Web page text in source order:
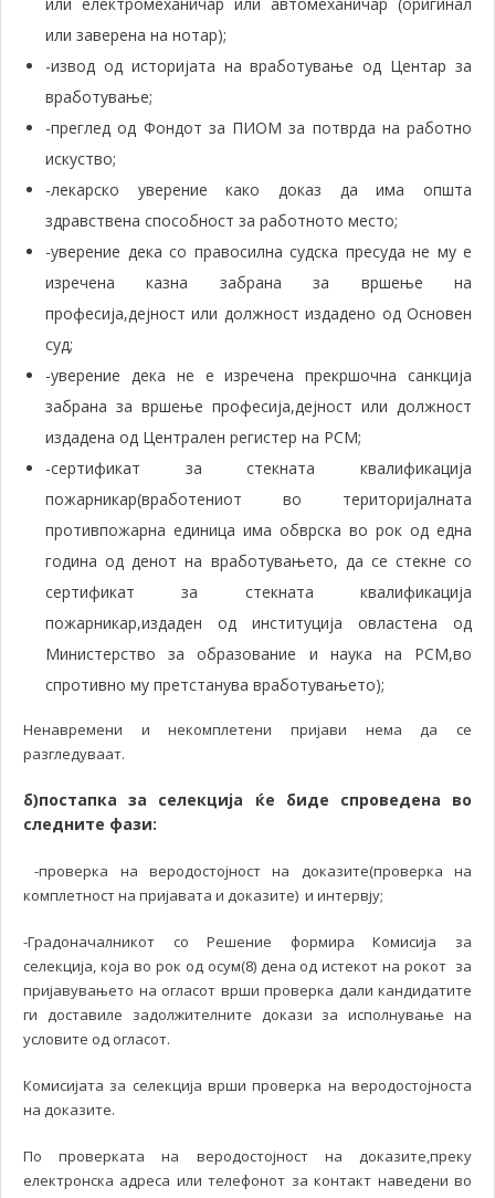
или заверена на нотар);
-извод од историјата на вработување од Центар за
вработување;
-преглед од Фондот за ПИОМ за потврда на работно
искуство;
-лекарско уверение како доказ да има општа
здравствена способност за работното место;
-уверение дека со правосилна судска пресуда не му е
изречена казна забрана за вршење на
професија,дејност или должност издадено од Основен
суд;
-уверение дека не е изречена прекршочна санкција
забрана за вршење професија,дејност или должност
издадена од Централен регистер на РСМ;
-сертификат за стекната квалификација
пожарникар(вработениот во територијалната
противпожарна единица има обврска во рок од една
година од денот на вработувањето, да се стекне со
сертификат за стекната квалификација
пожарникар,издаден од институција овластена од
Министерство за образование и наука на РСМ,во
спротивно му претстанува вработувањето);
Ненавремени и некомплетени пријави нема да се
разгледуваат.
б)постапка за селекција ќе биде спроведена во
следните фази:
-проверка на веродостојност на доказите(проверка на
комплетност на пријавата и доказите) и интервју;
-Градоначалникот со Решение формира Комисија за
селекција, која во рок од осум(8) дена од истекот на рокот за
пријавувањето на огласот врши проверка дали кандидатите
ги доставиле задолжителните докази за исполнување на
условите од огласот.
Комисијата за селекција врши проверка на веродостојноста
на доказите.
По проверката на веродостојност на доказите,преку
електронска адреса или телефонот за контакт наведени во